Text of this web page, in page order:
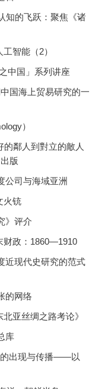
知的飞跃：聚焦《诸
智能（2）
中国」系列讲座
国海上贸易研究的一
）
的鄰人到對立的敵人
版
公司与海域亚洲
火铳
》评介
财政：1860—1910
近现代史研究的范式
的网络
亚丝绸之路考论》
库
的出现与传播——以